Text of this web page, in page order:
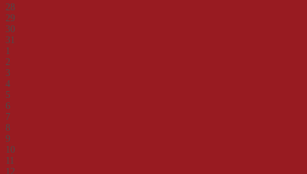
28
29
30
31
1
2
3
4
5
6
7
8
9
10
11
12